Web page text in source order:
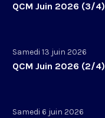
QCM Juin 2026 (3/4)
Samedi 13 juin 2026
QCM Juin 2026 (2/4)
Samedi 6 juin 2026